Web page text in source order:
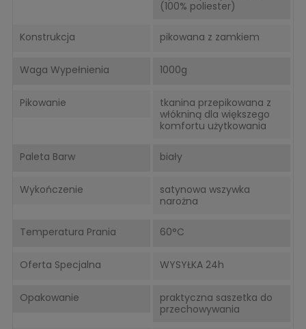
(100% poliester)
Konstrukcja pikowana z zamkiem
Waga Wypełnienia 1000g
Pikowanie
tkanina przepikowana z
włókniną dla większego
komfortu użytkowania
Paleta Barw biały
Wykończenie
satynowa wszywka
narożna
Temperatura Prania 60°C
Oferta Specjalna WYSYŁKA 24h
Opakowanie
praktyczna saszetka do
przechowywania